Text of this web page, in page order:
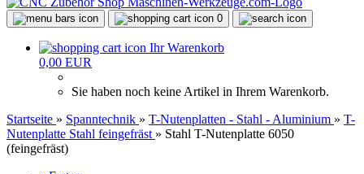
0
Ihr Warenkorb
0,00 EUR
Sie haben noch keine Artikel in Ihrem Warenkorb.
Startseite » Spanntechnik » T-Nutenplatten - Stahl - Aluminium » T-
Nutenplatte Stahl feingefräst » Stahl T-Nutenplatte 6050
(feingefräst)